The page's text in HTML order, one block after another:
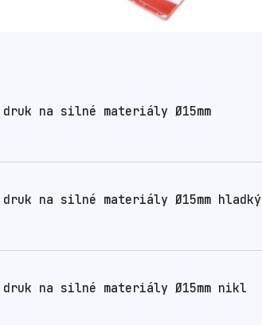
na silné materiály Ø15mm
na silné materiály Ø15mm hladký
na silné materiály Ø15mm nikl